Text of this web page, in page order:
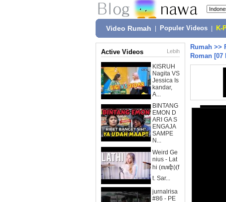
Video Rumah Populer Videos K-
Active Videos Lebih
KISRUH
Nagita VS
Jessica Is
kandar,
A...
BINTANG
EMON D
ARI GA S
ENGAJA
SAMPE
N...
Weird Ge
nius - Lat
hi (ꦭꦛꦶ)(f
t. Sar...
jurnalrisa
#86 - PE
Rumah >>
Roman [07